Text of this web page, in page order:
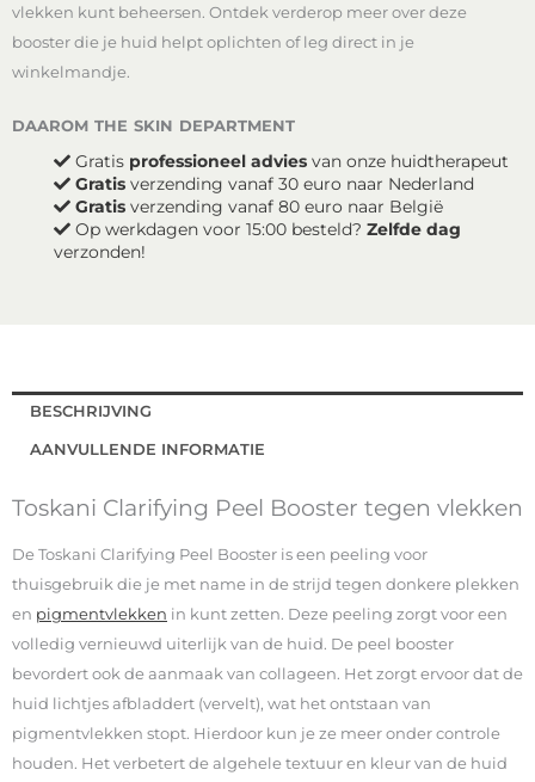
vlekken kunt beheersen. Ontdek verderop meer over deze
booster die je huid helpt oplichten of leg direct in je
winkelmandje.
daarom the skin department
Gratis professioneel advies van onze huidtherapeut
Gratis verzending vanaf 30 euro naar Nederland
Gratis verzending vanaf 80 euro naar België
Op werkdagen voor 15:00 besteld? Zelfde dag
verzonden!
BESCHRIJVING
AANVULLENDE INFORMATIE
Toskani Clarifying Peel Booster tegen vlekken
De Toskani Clarifying Peel Booster is een peeling voor
thuisgebruik die je met name in de strijd tegen donkere plekken
en pigmentvlekken in kunt zetten. Deze peeling zorgt voor een
volledig vernieuwd uiterlijk van de huid. De peel booster
bevordert ook de aanmaak van collageen. Het zorgt ervoor dat de
huid lichtjes afbladdert (vervelt), wat het ontstaan van
pigmentvlekken stopt. Hierdoor kun je ze meer onder controle
houden. Het verbetert de algehele textuur en kleur van de huid